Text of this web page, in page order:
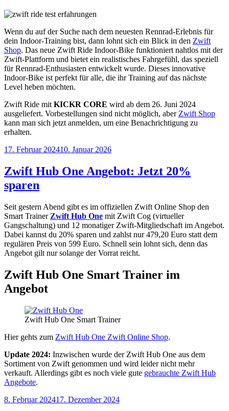
Wenn du auf der Suche nach dem neuesten Rennrad-Erlebnis für
dein Indoor-Training bist, dann lohnt sich ein Blick in den Zwift
Shop. Das neue Zwift Ride Indoor-Bike funktioniert nahtlos mit der
Zwift-Plattform und bietet ein realistisches Fahrgefühl, das speziell
für Rennrad-Enthusiasten entwickelt wurde. Dieses innovative
Indoor-Bike ist perfekt für alle, die ihr Training auf das nächste
Level heben möchten.
Zwift Ride mit KICKR CORE wird ab dem 26. Juni 2024
ausgeliefert. Vorbestellungen sind nicht möglich, aber Zwift Shop
kann man sich jetzt anmelden, um eine Benachrichtigung zu
erhalten.
Veröffentlicht
17. Februar 202410. Januar 2026
Zwift Hub One Angebot: Jetzt 20%
sparen
Seit gestern Abend gibt es im offiziellen Zwift Online Shop den
Smart Trainer Zwift Hub One mit Zwift Cog (virtueller
Gangschaltung) und 12 monatiger Zwift-Mitgliedschaft im Angebot.
Dabei kannst du 20% sparen und zahlst nur 479,20 Euro statt dem
regulären Preis von 599 Euro. Schnell sein lohnt sich, denn das
Angebot gilt nur solange der Vorrat reicht.
Zwift Hub One Smart Trainer im
Angebot
Zwift Hub One Smart Trainer
Hier gehts zum Zwift Hub One Zwift Online Shop.
Update 2024: Inzwischen wurde der Zwift Hub One aus dem
Sortiment von Zwift genommen und wird leider nicht mehr
verkauft. Allerdings gibt es noch viele gute gebrauchte Zwift Hub
Angebote.
Veröffentlicht
8. Februar 202417. Dezember 2024